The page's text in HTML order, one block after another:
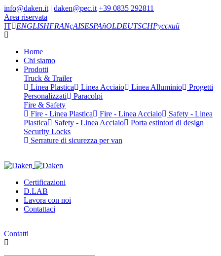
info@daken.it | daken@pec.it +39 0835 292811
Area riservata
IT
ENGLISHFRANçAISESPAñOLDEUTSCHРусский
Home
Chi siamo
Prodotti
Truck & Trailer
Linea Plastica
Linea Acciaio Linea Alluminio
Progetti
Personalizzati
Paracolpi
Fire & Safety
Fire - Linea Plastica
Fire - Linea Acciaio
Safety - Linea
Plastica
Safety - Linea Acciaio
Porta estintori di design
Security Locks
Serrature di sicurezza per van
Certificazioni
D.LAB
Lavora con noi
Contattaci
Contatti